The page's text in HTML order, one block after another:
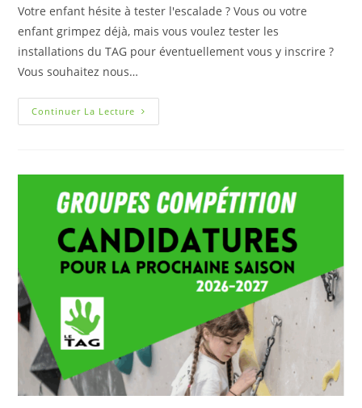
Votre enfant hésite à tester l'escalade ? Vous ou votre
enfant grimpez déjà, mais vous voulez tester les
installations du TAG pour éventuellement vous y inscrire ?
Vous souhaitez nous…
Continuer La Lecture